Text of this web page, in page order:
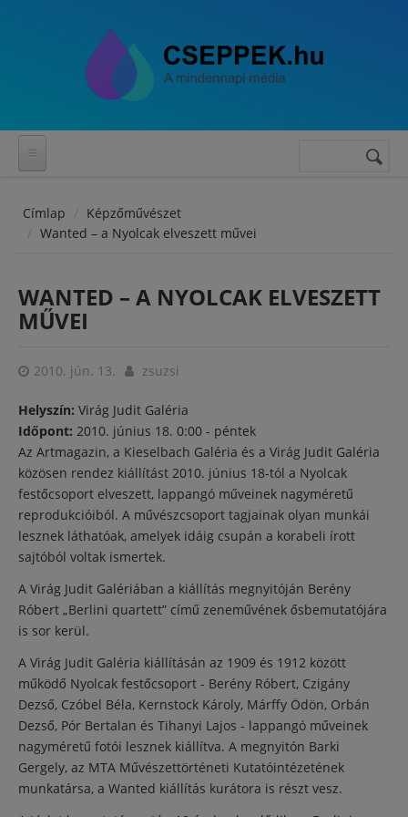
Keresés
Címlap
Képzőművészet
Wanted – a Nyolcak elveszett művei
WANTED – A NYOLCAK ELVESZETT
MŰVEI
2010. jún. 13. zsuzsi
Helyszín: Virág Judit Galéria
Időpont: 2010. június 18. 0:00 - péntek
Az Artmagazin, a Kieselbach Galéria és a Virág Judit Galéria
közösen rendez kiállítást 2010. június 18-tól a Nyolcak
festőcsoport elveszett, lappangó műveinek nagyméretű
reprodukcióiból. A művészcsoport tagjainak olyan munkái
lesznek láthatóak, amelyek idáig csupán a korabeli írott
sajtóból voltak ismertek.
A Virág Judit Galériában a kiállítás megnyitóján Berény
Róbert „Berlini quartett” című zeneművének ősbemutatójára
is sor kerül.
A Virág Judit Galéria kiállításán az 1909 és 1912 között
működő Nyolcak festőcsoport - Berény Róbert, Czigány
Dezső, Czóbel Béla, Kernstock Károly, Márffy Ödön, Orbán
Dezső, Pór Bertalan és Tihanyi Lajos - lappangó műveinek
nagyméretű fotói lesznek kiállítva. A megnyitón Barki
Gergely, az MTA Művészettörténeti Kutatóintézetének
munkatársa, a Wanted kiállítás kurátora is részt vesz.